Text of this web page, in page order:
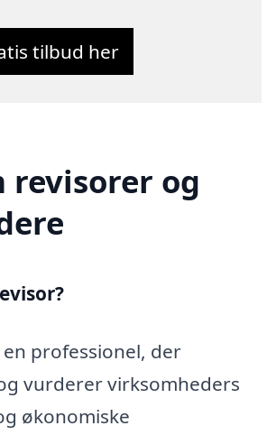
tilbud her
revisorer og
professionel, der
vurderer virksomheders
økonomiske